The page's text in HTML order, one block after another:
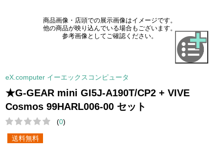
商品画像・店頭での展示画像はイメージです。
他の商品が映り込んでいる場合もございます。
参考画像としてご確認ください。
eX.computer イーエックスコンピュータ
★G-GEAR mini GI5J-A190T/CP2 + VIVE
Cosmos 99HARL006-00 セット
(0)
送料無料